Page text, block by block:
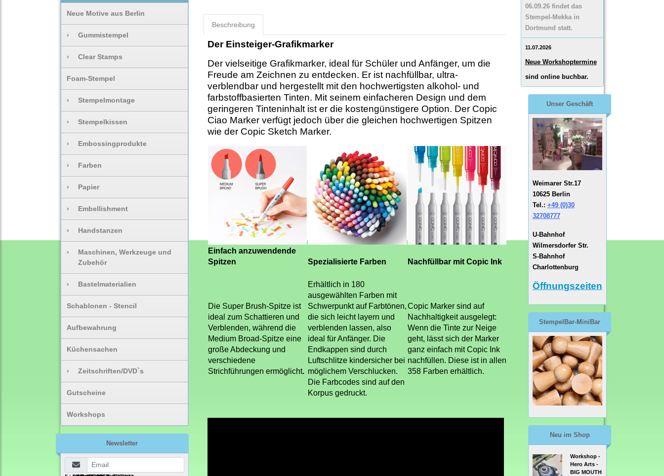
Neue Motive aus Berlin
› Gummistempel
› Clear Stamps
Foam-Stempel
› Stempelmontage
› Stempelkissen
› Embossingprodukte
› Farben
› Papier
› Embellishment
› Handstanzen
›
Maschinen, Werkzeuge und
Zubehör
› Bastelmaterialien
Schablonen - Stencil
Aufbewahrung
Küchensachen
› Zeitschriften/DVD`s
Gutscheine
Workshops
Newsletter
Beschreibung
Der Einsteiger-Grafikmarker
Der vielseitige Grafikmarker, ideal für Schüler und Anfänger, um die
Freude am Zeichnen zu entdecken. Er ist nachfüllbar, ultra-
verblendbar und hergestellt mit den hochwertigsten alkohol- und
farbstoffbasierten Tinten. Mit seinem einfacheren Design und dem
geringeren Tinteninhalt ist er die kostengünstigere Option. Der Copic
Ciao Marker verfügt jedoch über die gleichen hochwertigen Spitzen
wie der Copic Sketch Marker.
Einfach anzuwendende
Spitzen
Spezialisierte Farben Nachfüllbar mit Copic Ink
Die Super Brush-Spitze ist
ideal zum Schattieren und
Verblenden, während die
Medium Broad-Spitze eine
große Abdeckung und
verschiedene
Strichführungen ermöglicht.
Erhältlich in 180
ausgewählten Farben mit
Schwerpunkt auf Farbtönen,
die sich leicht layern und
verblenden lassen, also
ideal für Anfänger. Die
Endkappen sind durch
Luftschlitze kindersicher bei
möglichem Verschlucken.
Die Farbcodes sind auf den
Korpus gedruckt.
Copic Marker sind auf
Nachhaltigkeit ausgelegt:
Wenn die Tinte zur Neige
geht, lässt sich der Marker
ganz einfach mit Copic Ink
nachfüllen. Diese ist in allen
358 Farben erhältlich.
06.09.26 findet das
Stempel-Mekka in
Dortmund statt.
11.07.2026
Neue Workshoptermine
sind online buchbar.
Unser Geschäft
Weimarer Str.17
10625 Berlin
Tel.: +49 (0)30
32708777
U-Bahnhof
Wilmersdorfer Str.
S-Bahnhof
Charlottenburg
Öffnungszeiten
StempelBar-MiniBar
Neu im Shop
Workshop -
Hero Arts -
BIG MOUTH